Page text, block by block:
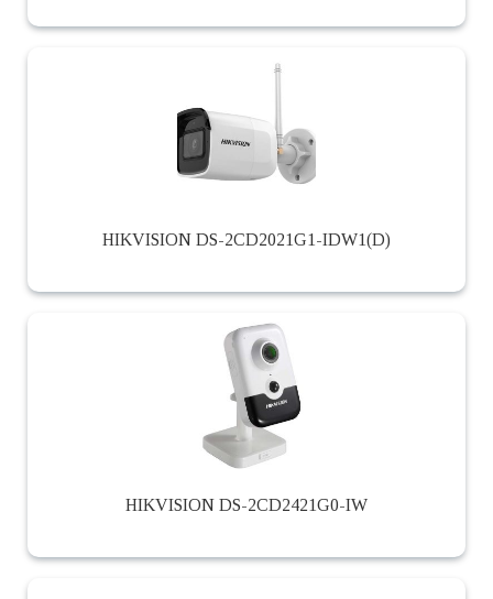
HIKVISION DS-2CD2021G1-IDW1(D)
HIKVISION DS-2CD2421G0-IW